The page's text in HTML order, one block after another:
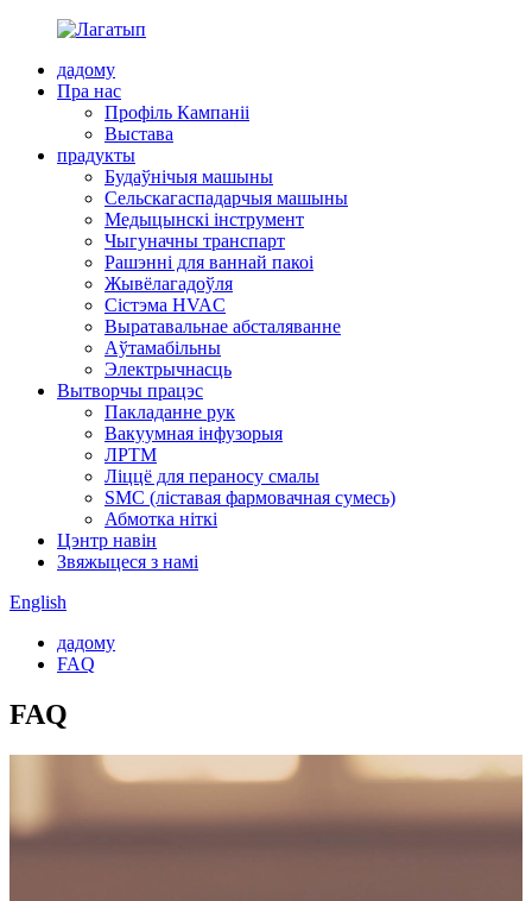
дадому
Пра нас
Профіль Кампаніі
Выстава
прадукты
Будаўнічыя машыны
Сельскагаспадарчыя машыны
Медыцынскі інструмент
Чыгуначны транспарт
Рашэнні для ваннай пакоі
Жывёлагадоўля
Сістэма HVAC
Выратавальнае абсталяванне
Аўтамабільны
Электрычнасць
Вытворчы працэс
Пакладанне рук
Вакуумная інфузорыя
ЛРТМ
Ліццё для пераносу смалы
SMC (ліставая фармовачная сумесь)
Абмотка ніткі
Цэнтр навін
Звяжыцеся з намі
English
дадому
FAQ
FAQ